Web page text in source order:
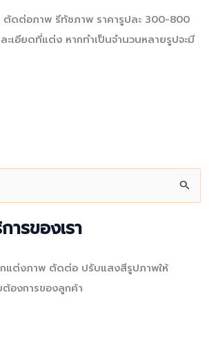
ตัดต่อภาพ รีทัชภาพ ราคารูปละ 300-800
เอียดที่แต่ง หากทำเป็นจำนวนหลายรูปจะมี
ารของเรา
แต่งภาพ ตัดต่อ ปรับแสงสีรูปภาพให้
องการของลูกค้า